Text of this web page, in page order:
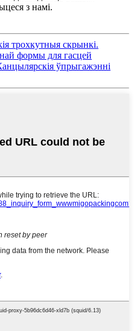
з намі.
трохкутныя скрынкі.
формы для гасцей
ўпрыгажэнні